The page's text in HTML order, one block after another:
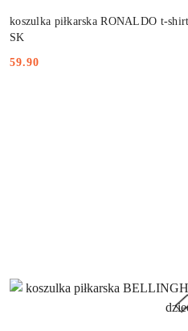
koszulka piłkarska RONALDO t-
SK
Cena:
59.90